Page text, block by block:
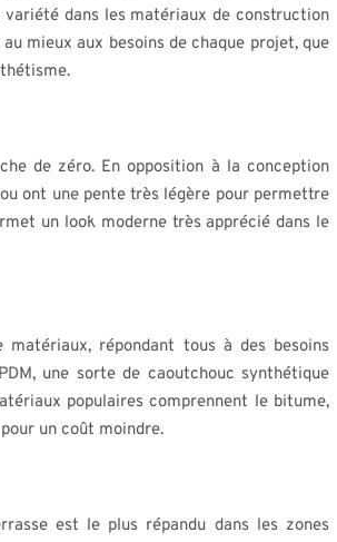
dans les matériaux de construction
mieux aux besoins de chaque projet, que
de zéro. En opposition à la conception
ont une pente très légère pour permettre
un look moderne très apprécié dans le
répondant tous à des besoins
une sorte de caoutchouc synthétique
populaires comprennent le bitume,
un coût moindre.
est le plus répandu dans les zones